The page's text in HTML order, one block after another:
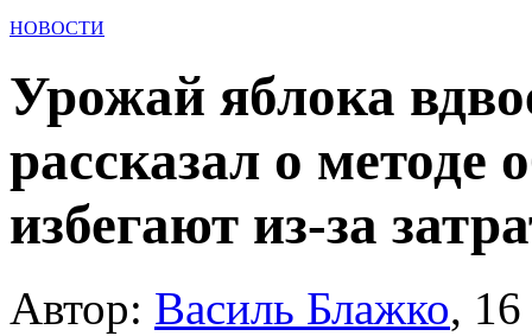
НОВОСТИ
Урожай яблока
рассказал о методе
избегают из-за
Автор: Василь Блажко,